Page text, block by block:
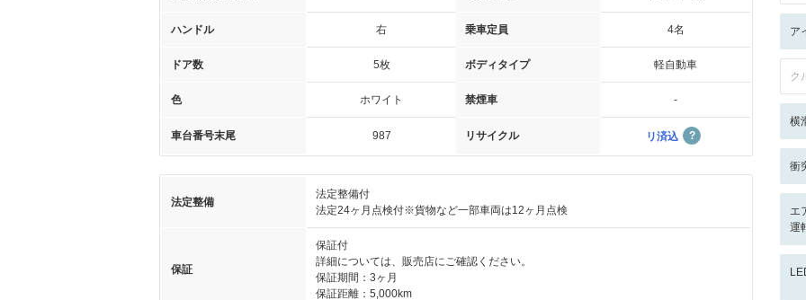
ハンドル 右 乗車定員 4名
ドア数 5枚 ボディタイプ 軽自動車
色 ホワイト 禁煙車 -
車台番号末尾 987 リサイクル リ済込
法定整備
法定整備付
法定24ヶ月点検付※貨物など一部車両は12ヶ月点検
保証
保証付
詳細については、販売店にご確認ください。
保証期間：3ヶ月
保証距離：5,000km
ア
ク
横
衝
エ
運